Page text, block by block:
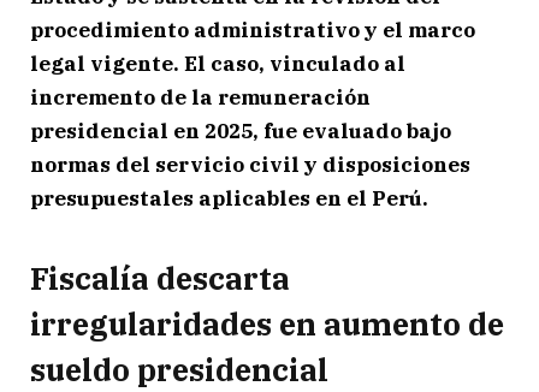
procedimiento administrativo y el marco
legal vigente. El caso, vinculado al
incremento de la remuneración
presidencial en 2025, fue evaluado bajo
normas del servicio civil y disposiciones
presupuestales aplicables en el Perú.
Fiscalía descarta
irregularidades en aumento de
sueldo presidencial